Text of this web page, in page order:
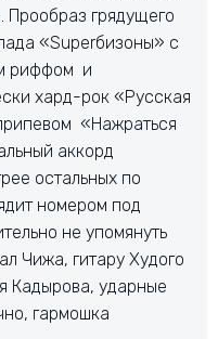
Прообраз грядущего
«Superбизоны» с
риффом и
хард-рок «Русская
«Нажраться
аккорд
остальных по
номером под
не упомянуть
Чижа, гитару Худого
Кадырова, ударные
гармошка